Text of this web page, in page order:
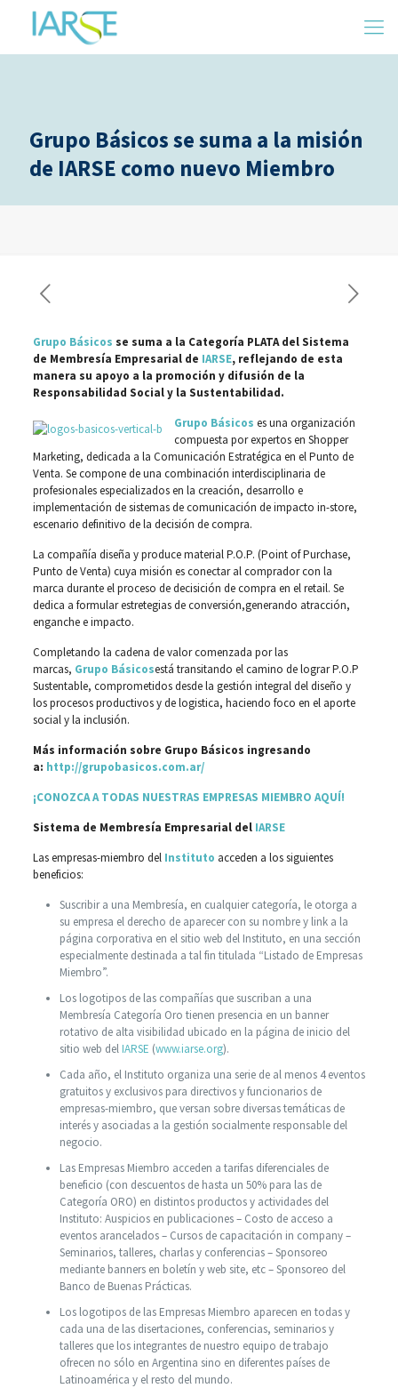
Grupo Básicos se suma a la misión
de IARSE como nuevo Miembro
Grupo Básicos se suma a la Categoría PLATA del Sistema
de Membresía Empresarial de IARSE, reflejando de esta
manera su apoyo a la promoción y difusión de la
Responsabilidad Social y la Sustentabilidad.
Grupo Básicos es una organización
compuesta por expertos en Shopper
Marketing, dedicada a la Comunicación Estratégica en el Punto de
Venta. Se compone de una combinación interdisciplinaria de
profesionales especializados en la creación, desarrollo e
implementación de sistemas de comunicación de impacto in-store,
escenario definitivo de la decisión de compra.
La compañía diseña y produce material P.O.P. (Point of Purchase,
Punto de Venta) cuya misión es conectar al comprador con la
marca durante el proceso de decisición de compra en el retail. Se
dedica a formular estretegias de conversión,generando atracción,
enganche e impacto.
Completando la cadena de valor comenzada por las
marcas, Grupo Básicosestá transitando el camino de lograr P.O.P
Sustentable, comprometidos desde la gestión integral del diseño y
los procesos productivos y de logistica, haciendo foco en el aporte
social y la inclusión.
Más información sobre Grupo Básicos ingresando
a: http://grupobasicos.com.ar/
¡CONOZCA A TODAS NUESTRAS EMPRESAS MIEMBRO AQUÍ!
Sistema de Membresía Empresarial del IARSE
Las empresas-miembro del Instituto acceden a los siguientes
beneficios:
Suscribir a una Membresía, en cualquier categoría, le otorga a
su empresa el derecho de aparecer con su nombre y link a la
página corporativa en el sitio web del Instituto, en una sección
especialmente destinada a tal fin titulada “Listado de Empresas
Miembro”.
Los logotipos de las compañías que suscriban a una
Membresía Categoría Oro tienen presencia en un banner
rotativo de alta visibilidad ubicado en la página de inicio del
sitio web delIARSE (www.iarse.org).
Cada año, el Instituto organiza una serie de al menos 4 eventos
gratuitos y exclusivos para directivos y funcionarios de
empresas-miembro, que versan sobre diversas temáticas de
interés y asociadas a la gestión socialmente responsable del
negocio.
Las Empresas Miembro acceden a tarifas diferenciales de
beneficio (con descuentos de hasta un 50% para las de
Categoría ORO) en distintos productos y actividades del
Instituto: Auspicios en publicaciones – Costo de acceso a
eventos arancelados – Cursos de capacitación in company –
Seminarios, talleres, charlas y conferencias – Sponsoreo
mediante banners en boletín y web site, etc – Sponsoreo del
Banco de Buenas Prácticas.
Los logotipos de las Empresas Miembro aparecen en todas y
cada una de las disertaciones, conferencias, seminarios y
talleres que los integrantes de nuestro equipo de trabajo
ofrecen no sólo en Argentina sino en diferentes países de
Latinoamérica y el resto del mundo.